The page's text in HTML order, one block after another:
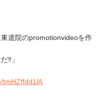
道院のpromotionvideoを作
‼️」
tmHZffdd1lA